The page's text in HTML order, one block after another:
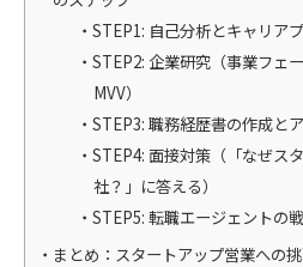
STEP1: 自己分析とキャリア
STEP2: 企業研究（事業フェ
MVV）
STEP3: 職務経歴書の作成と
STEP4: 面接対策（「なぜス
社？」に答える）
STEP5: 転職エージェントの
まとめ：スタートアップ営業への